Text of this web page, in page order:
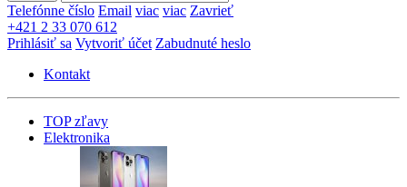
Telefónne číslo Email viac viac Zavrieť
+421 2 33 070 612
Prihlásiť sa Vytvoriť účet Zabudnuté heslo
Kontakt
TOP zľavy
Elektronika